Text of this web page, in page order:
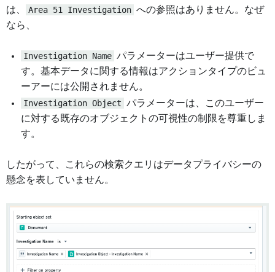
は、
Area 51 Investigation への参照はありません。なぜ
なら、
Investigation Name パラメーターはユーザー提供で
す。基本データに関する情報はアクションタイプのビュ
ーアーには公開されません。
Investigation Object パラメーターは、このユーザー
に対する既存のオブジェクトの可視性の制限を尊重しま
す。
したがって、これらの検索クエリはデータプライバシーの
懸念を表していません。